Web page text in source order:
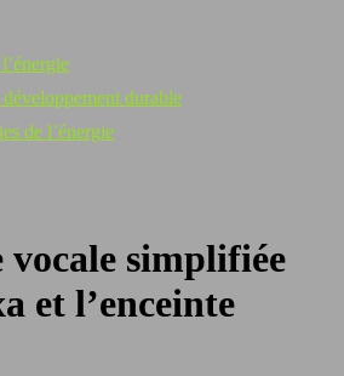
durable
de l’énergie
vocale simplifiée
et l’enceinte